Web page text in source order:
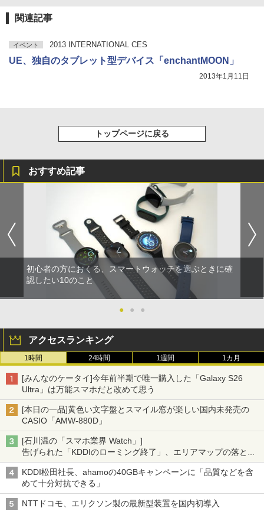
関連記事
イベント 2013 INTERNATIONAL CES
UE、独自のタブレット型デバイス「enchantMOON」
2013年1月11日
トップページに戻る
おすすめ記事
初心者の方におくる、スマートウォッチを選ぶときに確
認したい10のこと
● ● ●
アクセスランキング
1時間 24時間 1週間 1カ月
[みんなのケータイ]今年前半期で唯一購入した「Galaxy S26
Ultra」は万能スマホだと改めて思う
[本日の一品]黄色い文字盤とスマイル窓が楽しい国内未発売の
CASIO「AMW-880D」
[石川温の「スマホ業界 Watch」]
告げられた「KDDIのローミング終了」、エリアマップの落とし
穴と楽天モバイルの課題
KDDI松田社長、ahamoの40GBキャンペーンに「品質などを含
めて十分対抗できる」
NTTドコモ、エリクソン製の最新型装置を国内初導入